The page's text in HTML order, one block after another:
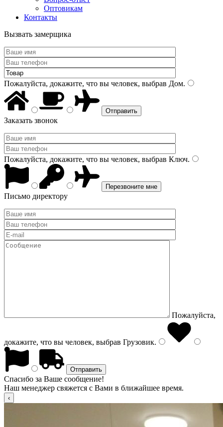
Оптовикам
Контакты
Вызвать замерщика
Пожалуйста, докажите, что вы человек, выбрав Дом.
Заказать звонок
Пожалуйста, докажите, что вы человек, выбрав Ключ.
Письмо директору
Пожалуйста,
докажите, что вы человек, выбрав Грузовик.
Спасибо за Ваше сообщение!
Наш менеджер свяжется с Вами в ближайшее время.